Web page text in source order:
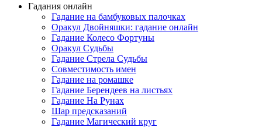
Гадания онлайн
Гадание на бамбуковых палочках
Оракул Двойняшки: гадание онлайн
Гадание Колесо Фортуны
Оракул Судьбы
Гадание Стрела Судьбы
Совместимость имен
Гадание на ромашке
Гадание Берендеев на листьях
Гадание На Рунах
Шар предсказаний
Гадание Магический круг